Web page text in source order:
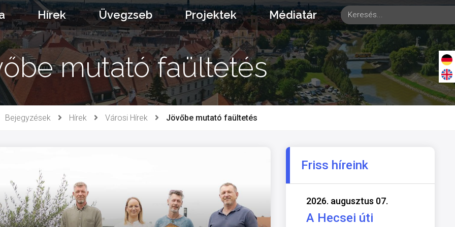
Hírek Üvegzseb Projektek Médiatár
mutató faültetés
Bejegyzések Hírek Városi Hírek Jövőbe mutató faültetés
Friss híreink
2026. augusztus 07.
A Hecsei úti